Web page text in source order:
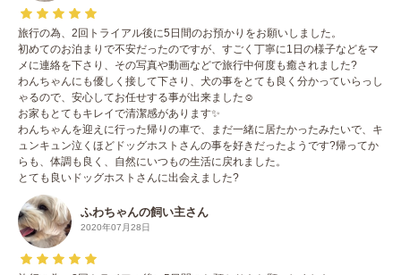
旅行の為、2回トライアル後に5日間のお預かりをお願いしました。
初めてのお泊まりで不安だったのですが、すごく丁寧に1日の様子などをマ
メに連絡を下さり、その写真や動画などで旅行中何度も癒されました?
わんちゃんにも優しく接して下さり、犬の事をとても良く分かっていらっし
ゃるので、安心してお任せする事が出来ました☺️
お家もとてもキレイで清潔感があります✨
わんちゃんを迎えに行った帰りの車で、まだ一緒に居たかったみたいで、キ
ュンキュン泣くほどドッグホストさんの事を好きだったようです?帰ってか
らも、体調も良く、自然にいつもの生活に戻れました。
とても良いドッグホストさんに出会えました?
ふわちゃんの飼い主さん
2020年07月28日